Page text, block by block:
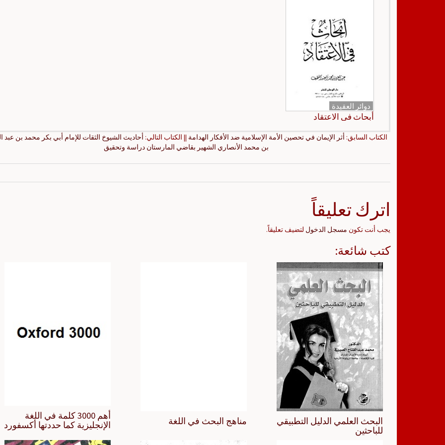
دوائر العقيدة
أبحاث في الاعتقاد
الكتاب السابق: أثر الإيمان في تحصين الأمة الإسلامية ضد الأفكار الهدامة || الكتاب التالي: أحاديث الشيوخ الثقات للإمام أبي بكر محمد بن عبد
بن محمد الأنصاري الشهير بقاضي المارستان دراسة وتحقيق
اترك تعليقاً
يجب أنت تكون مسجل الدخول لتضيف تعليقاً.
كتب شائعة:
أهم 3000 كلمة في اللغة
الإنجليزية كما حددتها أكسفورد
مناهج البحث في اللغة
البحث العلمي الدليل التطبيقي
للباحثين